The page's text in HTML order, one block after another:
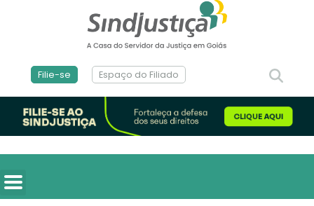
Filie-se Espaço do Filiado